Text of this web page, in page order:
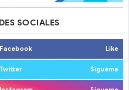
SOCIALES
Like
Sigueme